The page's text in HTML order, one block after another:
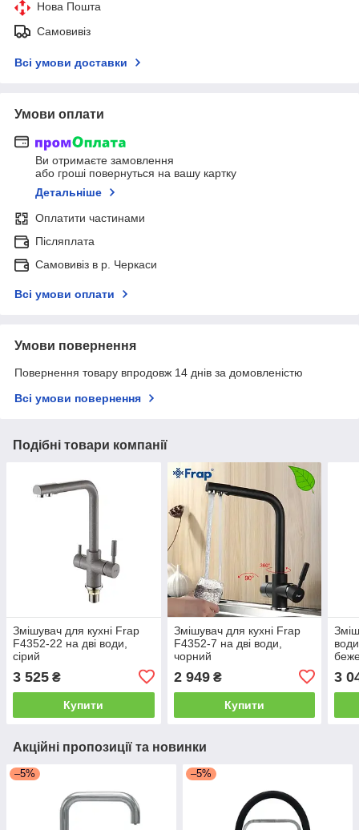
Нова Пошта
Самовивіз
Всі умови доставки
Умови оплати
Ви отримаєте замовлення
або гроші повернуться на вашу картку
Детальніше
Оплатити частинами
Післяплата
Самовивіз в р. Черкаси
Всі умови оплати
Умови повернення
Повернення товару впродовж 14 днів за домовленістю
Всі умови повернення
Подібні товари компанії
Змішувач для кухні Frap
F4352-22 на дві води,
сірий
3 525 ₴
Купити
Змішувач для кухні Frap
F4352-7 на дві води,
чорний
2 949₴
Купити
3
Акційні пропозиції та новинки
–5% –5%